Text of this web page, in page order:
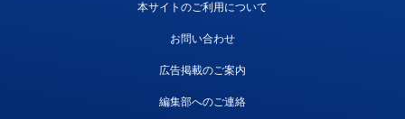
本サイトのご利用について
お問い合わせ
広告掲載のご案内
編集部へのご連絡